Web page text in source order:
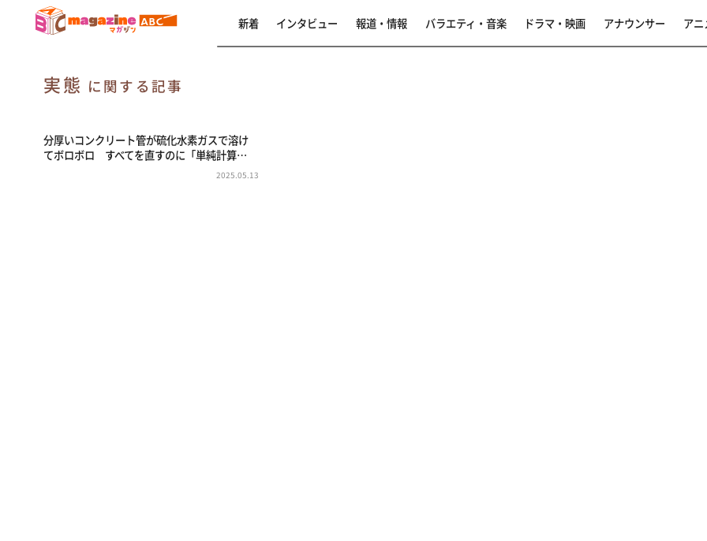
新着 インタビュー 報道・情報 バラエティ・音楽 ドラマ・映画 アナウンサー アニ
実態 に関する記事
分厚いコンクリート管が硫化水素ガスで溶け
てボロボロ すべてを直すのに「単純計算…
2025.05.13